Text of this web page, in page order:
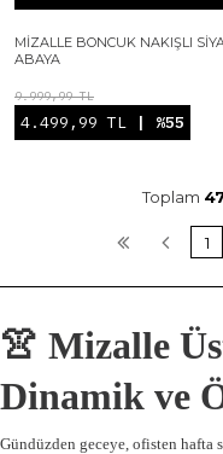
MIZALLE BONCUK NAKIŞLI
ABAYA
9.999,99 TL
4.499,99 TL | %55
Toplam
1
👚 Mizalle
Dinamik ve
Gündüzden geceye, ofisten hafta